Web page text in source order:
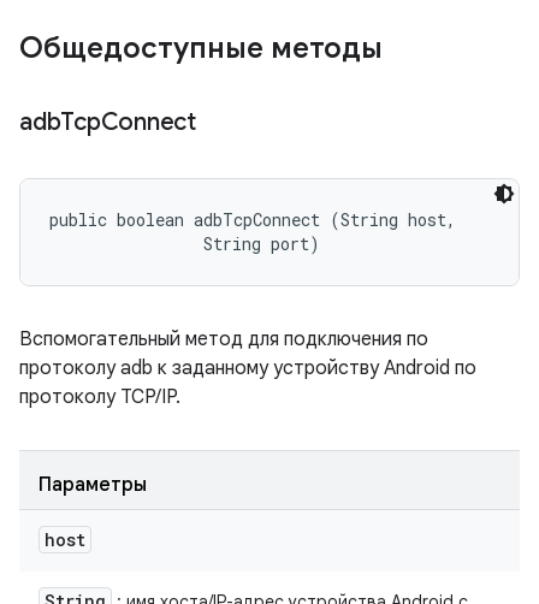
Общедоступные методы
adbTcpConnect
public boolean adbTcpConnect (String host,
                String port)
Вспомогательный метод для подключения по
протоколу adb к заданному устройству Android по
протоколу TCP/IP.
Параметры
host